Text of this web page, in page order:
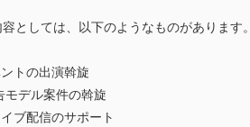
としては、以下のようなものがあります。
トの出演斡旋
モデル案件の斡旋
ブ配信のサポート